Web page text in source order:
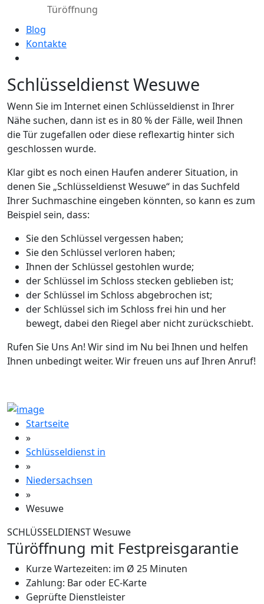
Türöffnung
Blog
Kontakte
Schlüsseldienst Wesuwe
Wenn Sie im Internet einen Schlüsseldienst in Ihrer
Nähe suchen, dann ist es in 80 % der Fälle, weil Ihnen
die Tür zugefallen oder diese reflexartig hinter sich
geschlossen wurde.
Klar gibt es noch einen Haufen anderer Situation, in
denen Sie „Schlüsseldienst Wesuwe“ in das Suchfeld
Ihrer Suchmaschine eingeben könnten, so kann es zum
Beispiel sein, dass:
Sie den Schlüssel vergessen haben;
Sie den Schlüssel verloren haben;
Ihnen der Schlüssel gestohlen wurde;
der Schlüssel im Schloss stecken geblieben ist;
der Schlüssel im Schloss abgebrochen ist;
der Schlüssel sich im Schloss frei hin und her
bewegt, dabei den Riegel aber nicht zurückschiebt.
Rufen Sie Uns An! Wir sind im Nu bei Ihnen und helfen
Ihnen unbedingt weiter. Wir freuen uns auf Ihren Anruf!
Startseite
»
Schlüsseldienst in
»
Niedersachsen
»
Wesuwe
SCHLÜSSELDIENST Wesuwe
Türöffnung mit Festpreisgarantie
Kurze Wartezeiten: im Ø 25 Minuten
Zahlung: Bar oder EC-Karte
Geprüfte Dienstleister